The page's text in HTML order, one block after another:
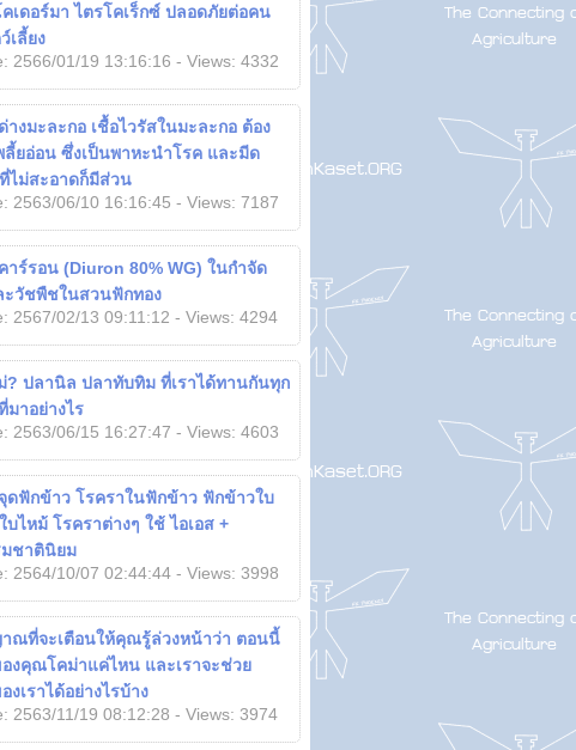
คเดอร์มา ไตรโคเร็กซ์ ปลอดภัยต่อคน
เลี้ยง
2566/01/19 13:16:16 - Views: 4332
างมะละกอ เชื้อไวรัสในมะละกอ ต้อง
ลี้ยอ่อน ซึ่งเป็นพาหะนำโรค และมีด
ไม่สะอาดก็มีส่วน
2563/06/10 16:16:45 - Views: 7187
าร์รอน (Diuron 80% WG) ในกำจัด
วัชพืชในสวนฟักทอง
2567/02/13 09:11:12 - Views: 4294
? ปลานิล ปลาทับทิม ที่เราได้ทานกันทุก
าอย่างไร
2563/06/15 16:27:47 - Views: 4603
ดฟักข้าว โรคราในฟักข้าว ฟักข้าวใบ
บไหม้ โรคราต่างๆ ใช้ ไอเอส +
มชาตินิยม
2564/10/07 02:44:44 - Views: 3998
ณที่จะเตือนให้คุณรู้ล่วงหน้าว่า ตอนนี้
งคุณโคม่าแค่ไหน และเราจะช่วย
งเราได้อย่างไรบ้าง
2563/11/19 08:12:28 - Views: 3974